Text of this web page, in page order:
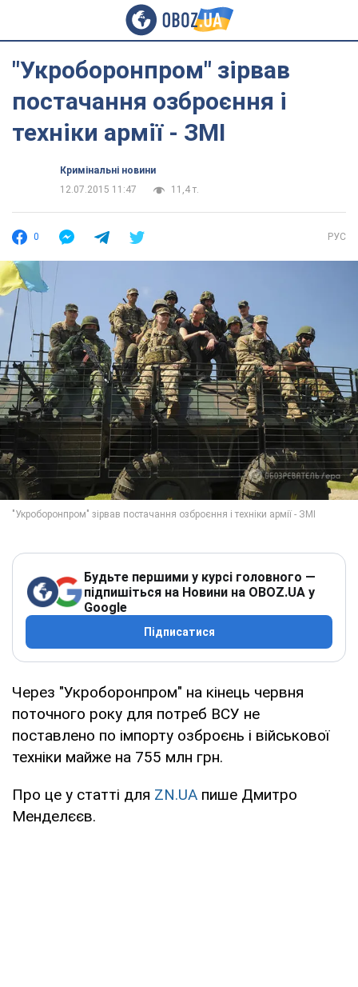
"Укроборонпром" зірвав
постачання озброєння і
техніки армії - ЗМІ
Кримінальні новини
12.07.2015 11:47
11,4 т.
0 РУС
Будьте першими у курсі головного —
підпишіться на Новини на OBOZ.UA у
Google
Підписатися
Через "Укроборонпром" на кінець червня
поточного року для потреб ВСУ не
поставлено по імпорту озброєнь і військової
техніки майже на 755 млн грн.
Про це у статті для ZN.UA пише Дмитро
Менделєєв.